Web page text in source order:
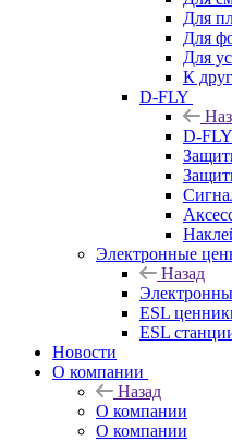
Для
Для
Для
К
D-FLY
D-FLY
Электронные
Назад
ESL
ESL
Новости
О компании
Назад
О компании
О компании